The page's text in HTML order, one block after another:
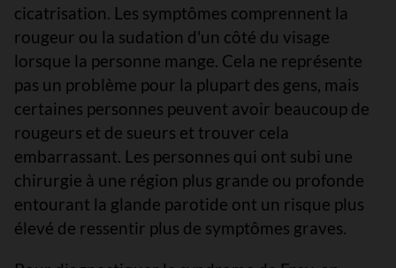
cicatrisation. Les symptômes comprennent la
rougeur ou la sudation d'un côté du visage
lorsque la personne mange. Cela ne représente
pas un problème pour la plupart des gens, mais
certaines personnes peuvent avoir beaucoup de
rougeurs et de sueurs et trouver cela
embarrassant. Les personnes qui ont subi une
chirurgie à une région plus grande ou profonde
entourant la glande parotide ont un risque plus
élevé de ressentir plus de symptômes graves.